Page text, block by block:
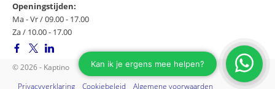
Openingstijden:
Ma - Vr / 09.00 - 17.00
Za / 10.00 - 17.00
© 2026 - Kaptino
Privacyverklaring Cookiebeleid Algemene voorwaarden